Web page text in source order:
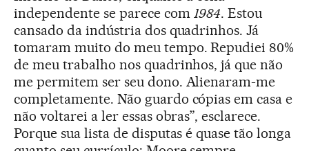
independente se parece com 1984. Estou
cansado da indústria dos quadrinhos. Já
tomaram muito do meu tempo. Repudiei 80%
de meu trabalho nos quadrinhos, já que não
me permitem ser seu dono. Alienaram-me
completamente. Não guardo cópias em casa e
não voltarei a ler essas obras”, esclarece.
Porque sua lista de disputas é quase tão longa